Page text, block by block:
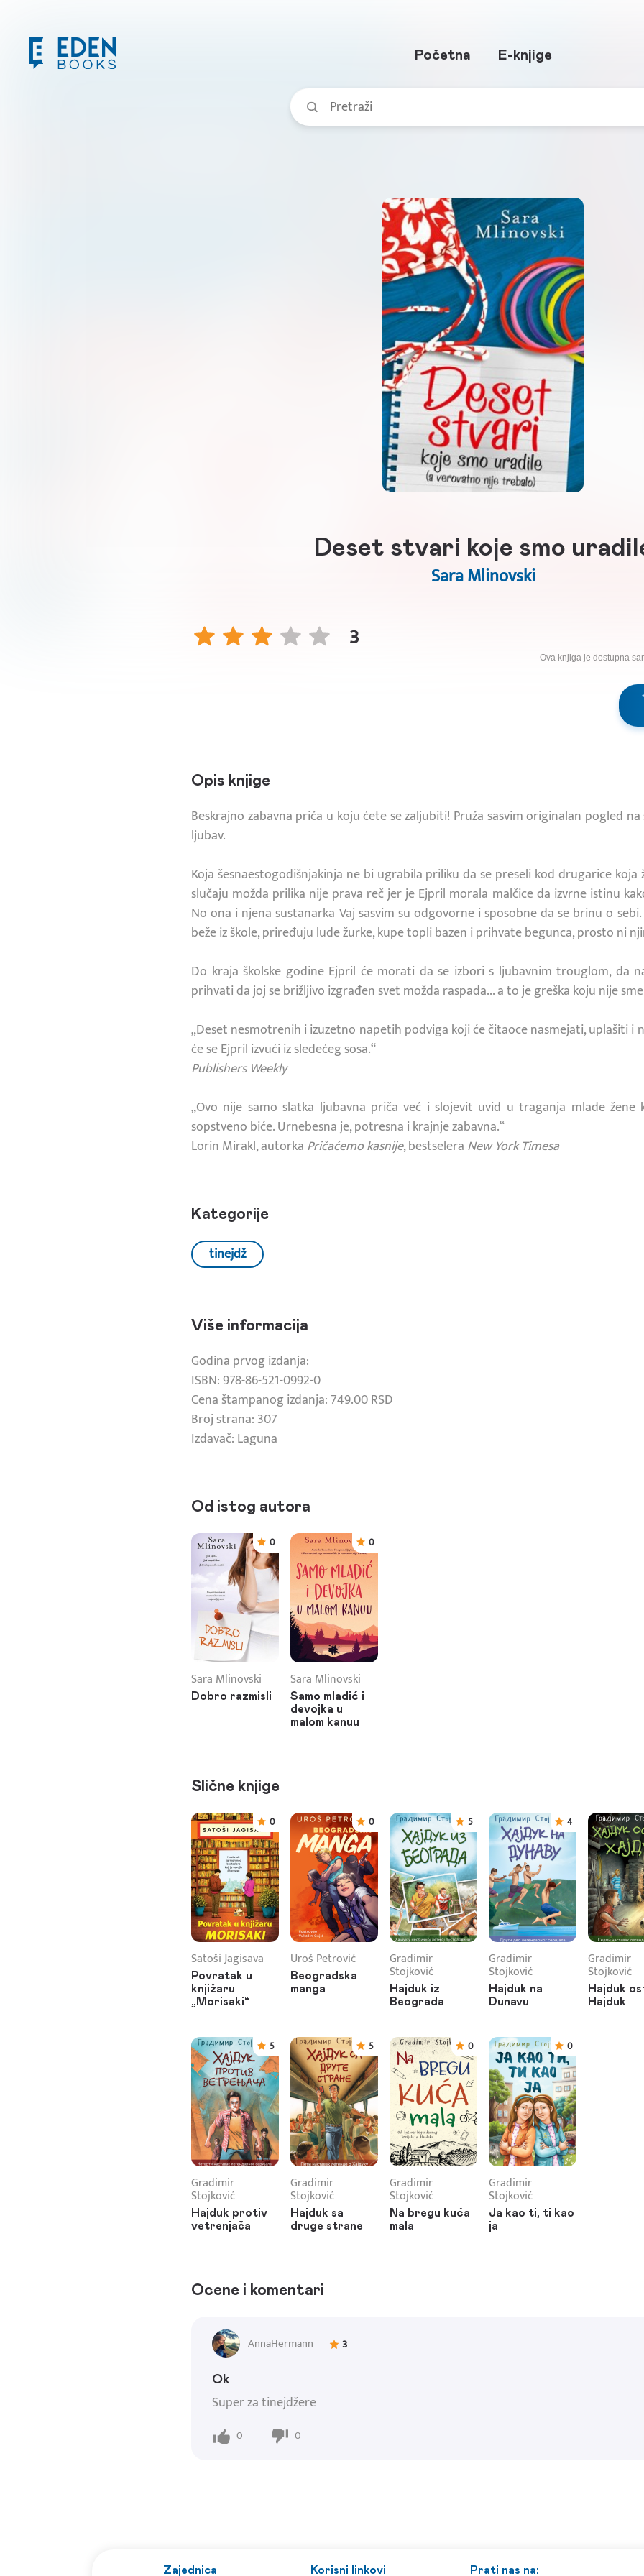
Početna E-knjige
Deset stvari koje smo
Sara Mlinovski
3
Ova knjiga je dostupna
Opis knjige
Beskrajno zabavna priča u koju ćete se zaljubiti! Pruža sasvim originalan pogled
ljubav.
Koja šesnaestogodišnjakinja ne bi ugrabila priliku da se preseli kod drugarice koja
slučaju možda prilika nije prava reč jer je Ejpril morala malčice da izvrne istinu
No ona i njena sustanarka Vaj sasvim su odgovorne i sposobne da se brinu o
beže iz škole, priređuju lude žurke, kupe topli bazen i prihvate begunca, prosto ni
Do kraja školske godine Ejpril će morati da se izbori s ljubavnim trouglom, da
prihvati da joj se brižljivo izgrađen svet možda raspada... a to je greška koju nije
„Deset nesmotrenih i izuzetno napetih podviga koji će čitaoce nasmejati, uplašiti i
će se Ejpril izvući iz sledećeg sosa.“
Publishers Weekly
„Ovo nije samo slatka ljubavna priča već i slojevit uvid u traganja mlade
sopstveno biće. Urnebesna je, potresna i krajnje zabavna.“
Lorin Mirakl, autorka Pričaćemo kasnije, bestselera New York Timesa
Kategorije
tinejdž
Više informacija
Godina prvog izdanja:
ISBN: 978-86-521-0992-0
Cena štampanog izdanja: 749.00 RSD
Broj strana: 307
Izdavač: Laguna
Od istog autora
0
Sara Mlinovski
Dobro razmisli
0
Sara Mlinovski
Samo mladić i
devojka u
malom kanuu
Slične knjige
0
Satoši Jagisava
Povratak u
knjižaru
„Morisaki“
0
Uroš Petrović
Beogradska
manga
5
Gradimir
Stojković
Hajduk iz
Beograda
4
Gradimir
Stojković
Hajduk na
Dunavu
Gradimir
Stojković
Hajduk
Hajduk
5
Gradimir
Stojković
Hajduk protiv
vetrenjača
5
Gradimir
Stojković
Hajduk sa
druge strane
0
Gradimir
Stojković
Na bregu kuća
mala
0
Gradimir
Stojković
Ja kao ti, ti kao
ja
Ocene i komentari
AnnaHermann 3
Ok
Super za tinejdžere
0 0
Zajednica Korisni linkovi Prati nas na: